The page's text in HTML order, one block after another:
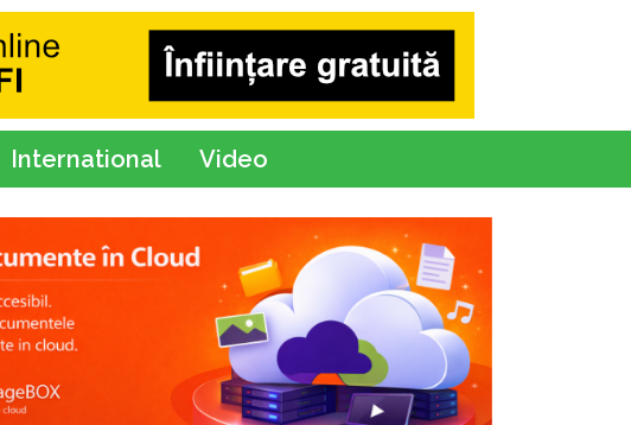
International Video